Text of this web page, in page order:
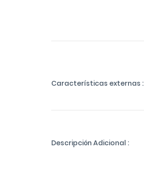
Características externas :
Descripción Adicional :